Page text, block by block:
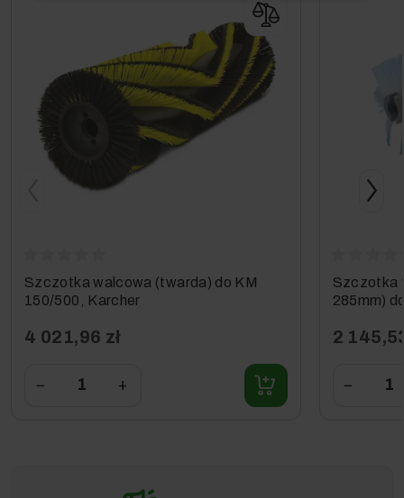
Szczotka walcowa (twarda) do KM
150/500, Karcher
4 021,96 zł
− +
Szczotka
285mm)
2
−